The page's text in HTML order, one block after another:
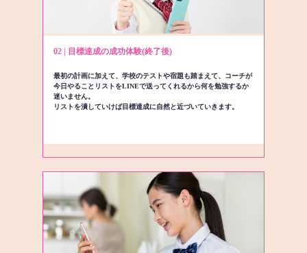
02 | 目標達成の成功体験(終了後)
最初の計画に加えて、学校のテストや宿題も踏まえて、コーチが
今日やることリストをLINEで送ってくれるから何を勉強するか
迷いません。
リストを潰していけば目標達成に自然と近づいていきます。